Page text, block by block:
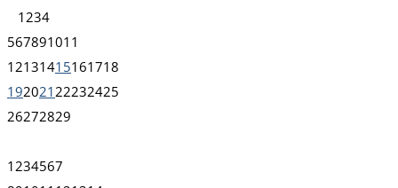
1 234
567891011
12131415161718
192021 22232425
26272829
1 234567